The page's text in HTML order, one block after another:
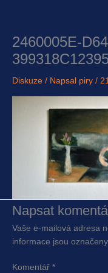
2460005E-
Diskuze / Napsal piry /
Napsat
Vaše e-mailová adresa
informace jsou označeny
Komentář *